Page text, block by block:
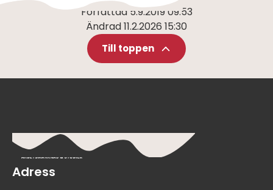
Författad 5.9.2019 09:53
Ändrad11.2.2026 15:30
Till toppen
Adress